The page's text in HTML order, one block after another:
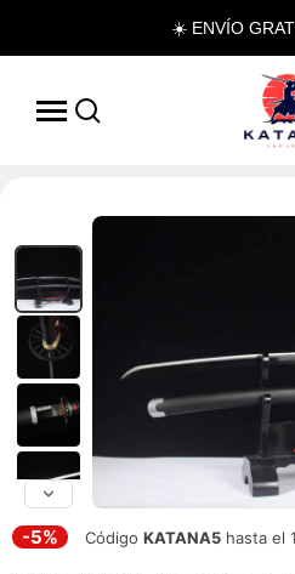
☀️ ENVÍO
-5% Código KATANA5 hasta el